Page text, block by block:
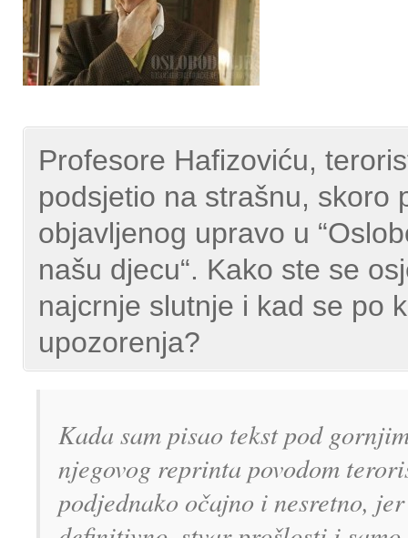
Profesore Hafizoviću,
podsjetio na strašnu, skoro
objavljenog upravo u
našu djecu“. Kako ste se
najcrnje slutnje i kad se po
upozorenja?
Kada sam pisao tekst pod
njegovog reprinta povodom
podjednako očajno i nesretno,